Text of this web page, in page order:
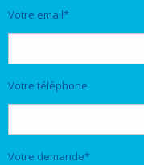
Votre email*
Votre téléphone
Votre demande*